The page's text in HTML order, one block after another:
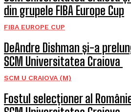
din grupele FIBA Europe Cup
FIBA EUROPE CUP
DeAndre Dishman și-a
SCM Universitatea Craiova
SCM U CRAIOVA (M)
Fostul selecționer al